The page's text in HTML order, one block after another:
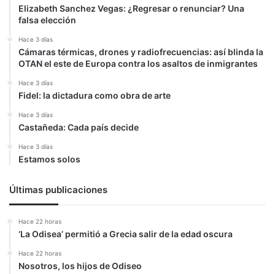
Elizabeth Sanchez Vegas: ¿Regresar o renunciar? Una
falsa elección
Hace 3 días
Cámaras térmicas, drones y radiofrecuencias: así blinda la
OTAN el este de Europa contra los asaltos de inmigrantes
Hace 3 días
Fidel: la dictadura como obra de arte
Hace 3 días
Castañeda: Cada país decide
Hace 3 días
Estamos solos
Últimas publicaciones
Hace 22 horas
‘La Odisea’ permitió a Grecia salir de la edad oscura
Hace 22 horas
Nosotros, los hijos de Odiseo